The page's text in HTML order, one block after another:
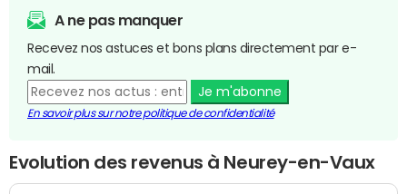
A ne pas manquer
Recevez nos astuces et bons plans directement par e-
mail.
Je m'abonne
En savoir plus sur notre politique de confidentialité
Evolution des revenus à Neurey-en-Vaux